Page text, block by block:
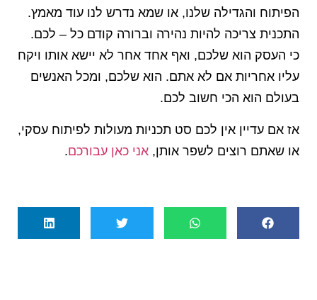
הפיתוח והגדילה שלנו, או שמא נדרש לנו עוד מאמץ.
התכנית צריכה להיות נהירה וברורה קודם כל – לכם.
כי העסק הוא שלכם, ואף אחד אחר לא יישא אותו ויקח
עליו אחריות אם לא אתם. הוא שלכם, ומכל האנשים
בעולם הוא הכי חשוב לכם.
אז אם עדיין אין לכם סט תכניות מעולות לפיתוח עסקי,
או שאתם רוצים לשפר אותן, אני כאן עבורכם.